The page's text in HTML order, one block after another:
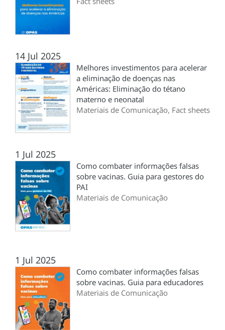
14 Jul 2025
Melhores investimentos para acelerar
a eliminação de doenças nas
Américas: Eliminação do tétano
materno e neonatal
Materiais de Comunicação, Fact sheets
1 Jul 2025
Como combater informações falsas
sobre vacinas. Guia para gestores do
PAI
Materiais de Comunicação
1 Jul 2025
Como combater informações falsas
sobre vacinas. Guia para educadores
Materiais de Comunicação